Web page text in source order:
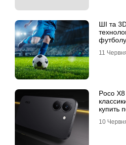
ШІ та
футболу
11
Poco
купить
10